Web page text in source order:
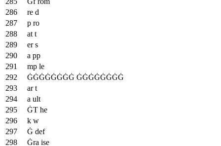
re d
p ro
at t
er s
a pp
mp le
ĠĠĠĠĠĠĠĠ ĠĠĠĠĠĠĠĠ
ar t
a ult
ĠT he
k w
Ġ def
Ġra ise